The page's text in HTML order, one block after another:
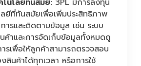
โนโลยีทันสมัย: 3PL มีการลงทุน
ลยีที่ทันสมัยเพื่อเพิ่มประสิทธิภาพ
ารและติดตามข้อมูล เช่น ระบบ
ค้าและการจัดเก็บข้อมูลทั้งหมดถู
รเพื่อให้ลูกค้าสามารถตรวจสอบ
สินค้าได้ทุกเวลา หรือการใช้